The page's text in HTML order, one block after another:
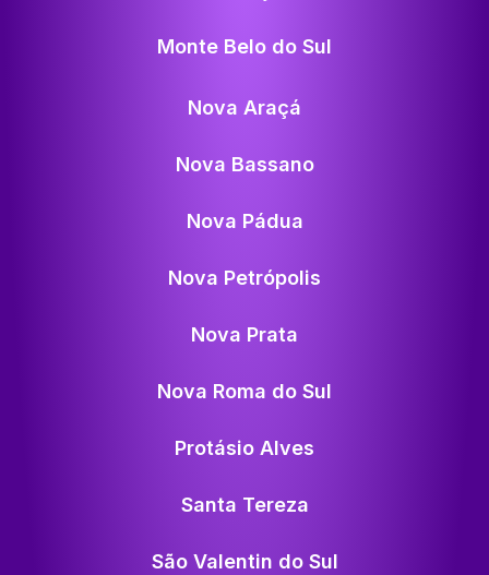
Monte Belo do Sul
Nova Araçá
Nova Bassano
Nova Pádua
Nova Petrópolis
Nova Prata
Nova Roma do Sul
Protásio Alves
Santa Tereza
São Valentin do Sul